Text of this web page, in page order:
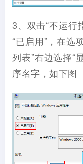
3、双击“不运行
“已启用”，在选
列表”右边选择“
序名字，如下图